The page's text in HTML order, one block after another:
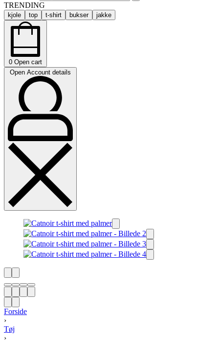
TRENDING
kjole top t-shirt bukser jakke
0 Open cart
Open Account details
Forside
›
Tøj
›